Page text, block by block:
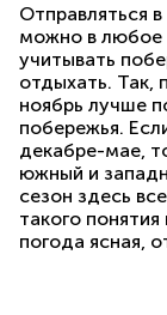
Отправляться
можно в любое
учитывать
отдыхать. Так,
ноябрь лучше
побережья.
декабре-мае,
южный и
сезон здесь
такого
погода ясная,